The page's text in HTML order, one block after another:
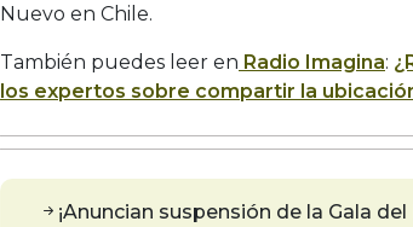
Nuevo en Chile.
También puedes leer en Radio Imagina:
los expertos sobre compartir la
¡Anuncian suspensión de la Gala